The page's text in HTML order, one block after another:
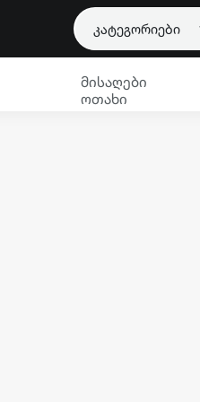
კატეგორიები
მისაღები
ოთახი